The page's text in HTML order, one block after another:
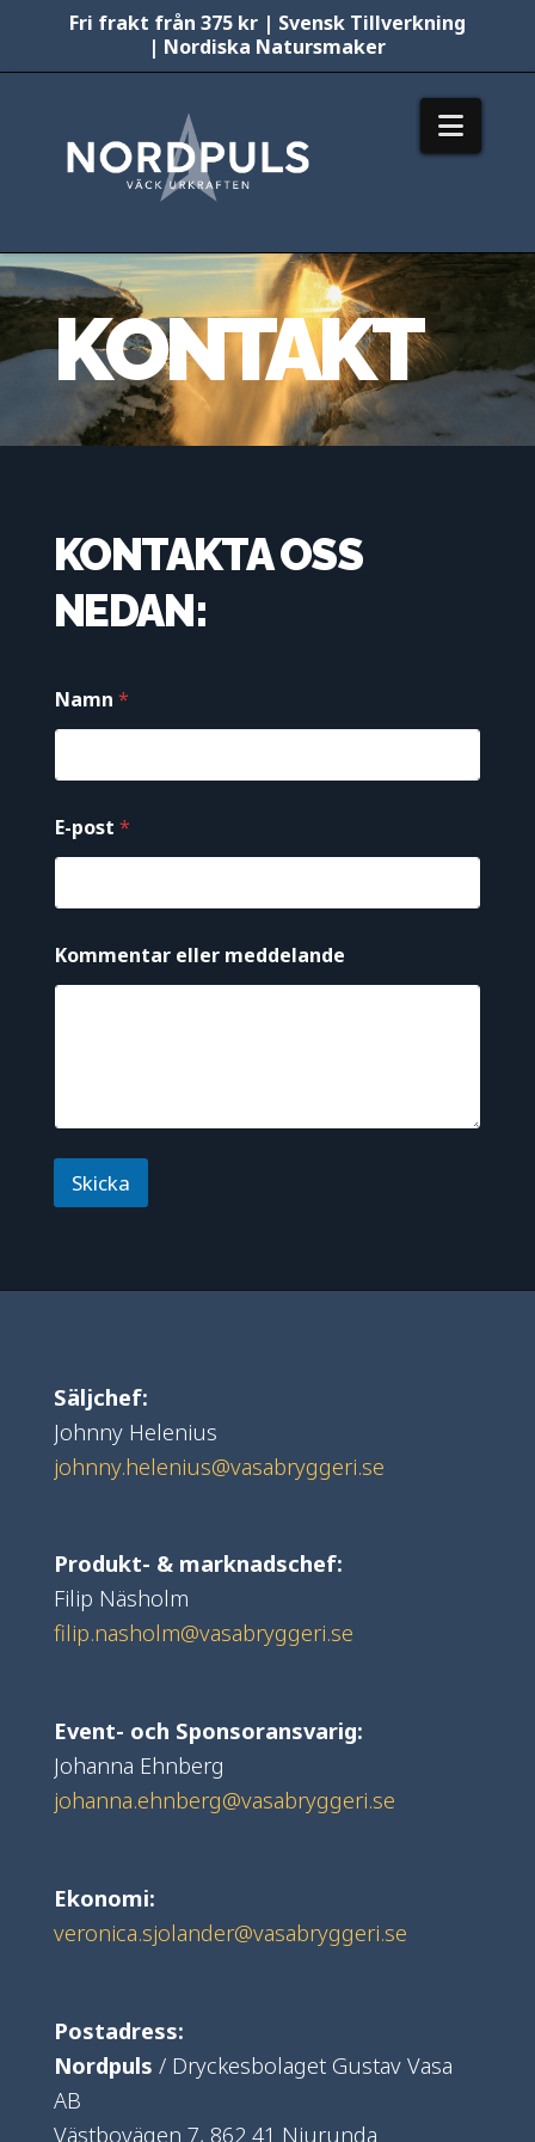
Fri frakt från 375 kr | Svensk Tillverkning
| Nordiska Natursmaker
KONTAKT
KONTAKTA OSS
NEDAN:
Namn *
l
l
r
N
a
m
E-post *
Kommentar eller meddelande
Skicka
Säljchef:
Johnny Helenius
johnny.helenius@vasabryggeri.se
Produkt- & marknadschef:
Filip Näsholm
filip.nasholm@vasabryggeri.se
Event- och Sponsoransvarig:
Johanna Ehnberg
johanna.ehnberg@vasabryggeri.se
Ekonomi:
veronica.sjolander@vasabryggeri.se
Postadress:
Nordpuls / Dryckesbolaget Gustav Vasa
AB
Västbovägen 7, 862 41 Njurunda